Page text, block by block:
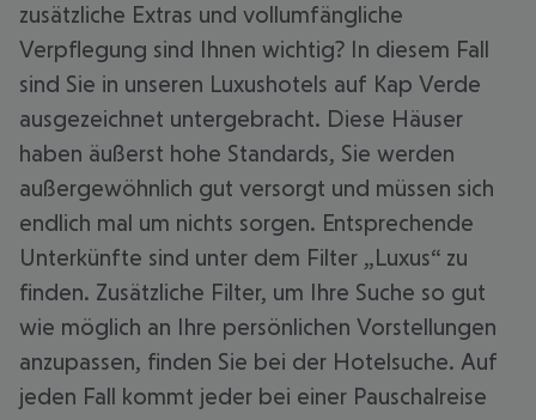
zusätzliche Extras und vollumfängliche
Verpflegung sind Ihnen wichtig? In diesem Fall
sind Sie in unseren Luxushotels auf Kap Verde
ausgezeichnet untergebracht. Diese Häuser
haben äußerst hohe Standards, Sie werden
außergewöhnlich gut versorgt und müssen sich
endlich mal um nichts sorgen. Entsprechende
Unterkünfte sind unter dem Filter „Luxus“ zu
finden. Zusätzliche Filter, um Ihre Suche so gut
wie möglich an Ihre persönlichen Vorstellungen
anzupassen, finden Sie bei der Hotelsuche. Auf
jeden Fall kommt jeder bei einer Pauschalreise